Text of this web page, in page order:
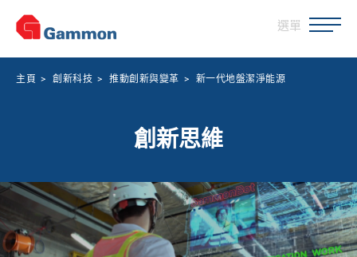
選單
主頁 > 創新科技 > 推動創新與變革 > 新一代地盤潔淨能源
創新思維